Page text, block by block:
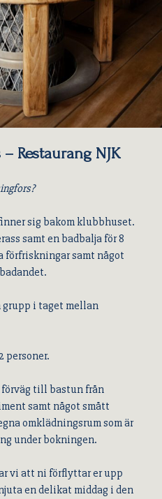
Restaurang NJK
sig bakom klubbhuset.
samt en badbalja för 8
förfriskningar samt något
grupp i taget mellan
personer.
till bastun från
samt något smått
omklädningsrum som är
under bokningen.
vi att ni förflyttar er upp
en delikat middag i den